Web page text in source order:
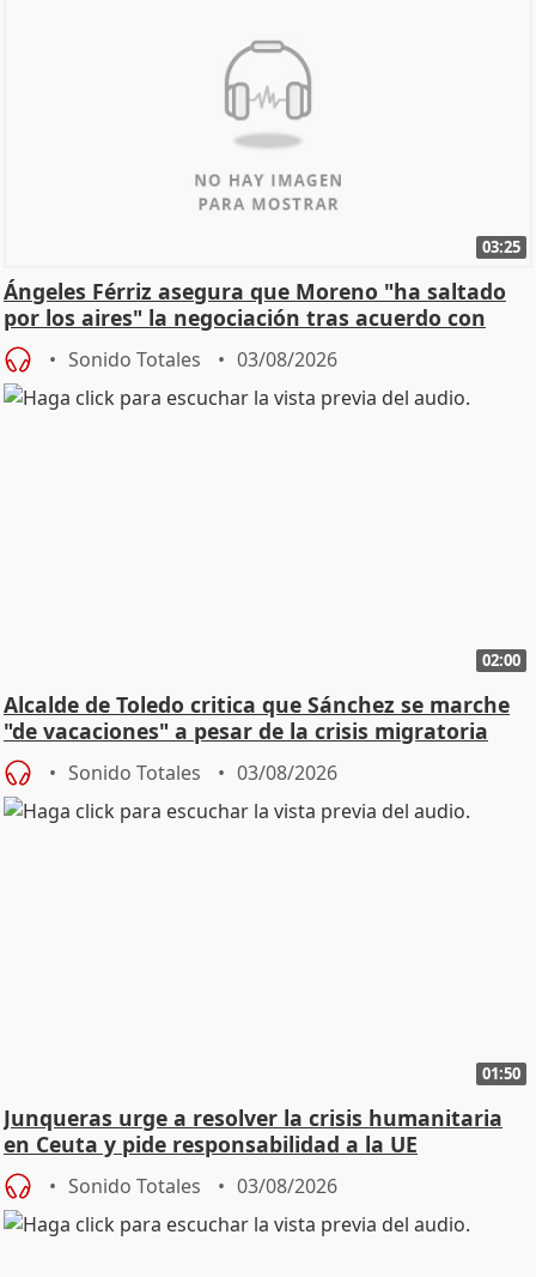
03:25
Ángeles Férriz asegura que Moreno "ha saltado
por los aires" la negociación tras acuerdo con
SMA
Sonido Totales 03/08/2026
02:00
Alcalde de Toledo critica que Sánchez se marche
"de vacaciones" a pesar de la crisis migratoria
Sonido Totales 03/08/2026
01:50
Junqueras urge a resolver la crisis humanitaria
en Ceuta y pide responsabilidad a la UE
Sonido Totales 03/08/2026